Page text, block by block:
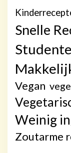
Snelle
Vegan
Weinig
Zoutarme